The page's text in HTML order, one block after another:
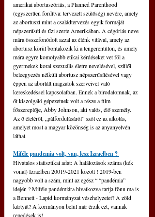
amerikai abortuszóriás, a Planned Parenthood
(egyszerűen fordítva: tervezett szülőség) nevére, amely
az abortuszt mint a családtervezés egyik formáját
népszerűsíti és űzi szerte Amerikában. A cégóriás neve
mára összefonódott azzal az élénk vitával, amely az
abortusz körül bontakozik ki a tengerentúlon, és amely
mára egyre komolyabb etikai kérdéseket vet föl a
gyermekek korai szexuális életre nevelésével, szülői
beleegyezés nélküli abortusz népszerűsítésével vagy
éppen az abortált magzatok szerveivel való
kereskedéssel kapcsolatban. Ennek a birodalomnak, az
őt kiszolgáló gépezetnek volt a része a film
főszereplője, Abby Johnson, aki valós, élő személy.
Az ő életéről, „pálfordulásáról” szól ez az alkotás,
amelyet most a magyar közönség is az anyanyelvén
láthat.
Miféle pandemia volt, van, lesz Izraelben ?
Hivatalos statisztikai adat: A halálozások száma (kék
vonal) Izraelben 20019-2021 között ! 2019-ben
nagyobb volt a szám, mint az egész “ “pandémia”
idején ? Miféle pandémiára hivatkozva tartja fönn ma is
a Bennett - Lapid kormányzat vészhelyzetet? A zöld
kártyát? A kormányon belül már érzik ezt, vannak
repedések is!